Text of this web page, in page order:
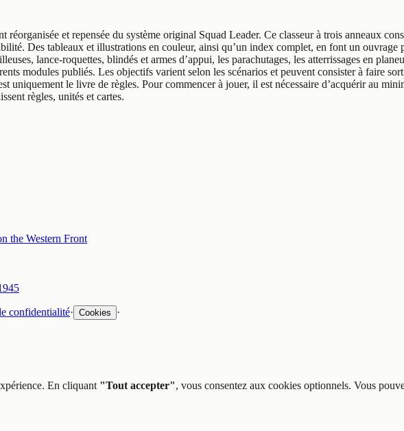
et repensée du système original Squad Leader. Ce classeur à trois anneaux
Des tableaux et illustrations en couleur, ainsi qu’un index complet, en font un
lance-roquettes, blindés et armes d’appui, les parachutages, les atterrissages en
modules publiés. Les objectifs varient selon les scénarios et peuvent consister à faire
uniquement le livre de règles. Pour commencer à jouer, il est nécessaire d’acquérir au
règles, unités et cartes.
the Western Front
confidentialité· Cookies ·
En cliquant "Tout accepter", vous consentez aux cookies optionnels. Vous